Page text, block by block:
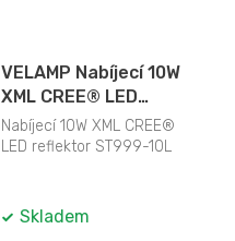
VELAMP Nabíjecí 10W
XML CREE® LED
reflektor ST999-10L
Nabíjecí 10W XML CREE®
LED reflektor ST999-10L
Skladem